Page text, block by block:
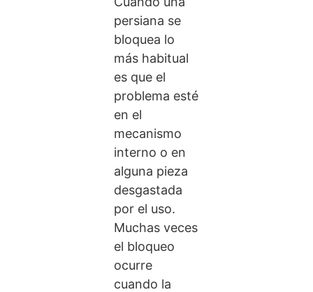
persiana se
bloquea lo
más habitual
es que el
problema esté
en el
mecanismo
interno o en
alguna pieza
desgastada
por el uso.
Muchas veces
el bloqueo
ocurre
cuando la